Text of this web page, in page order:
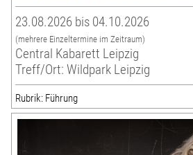
23.08.2026 bis 04.10.2026
(mehrere Einzeltermine im Zeitraum)
Central Kabarett Leipzig
Treff/Ort: Wildpark Leipzig
Rubrik: Führung